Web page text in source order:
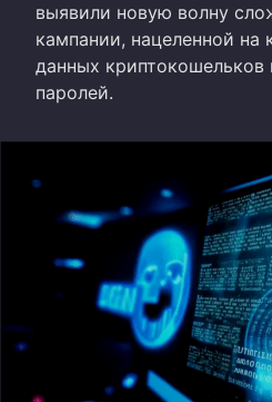
выявили новую волну
кампании, нацеленной на
данных
паролей.